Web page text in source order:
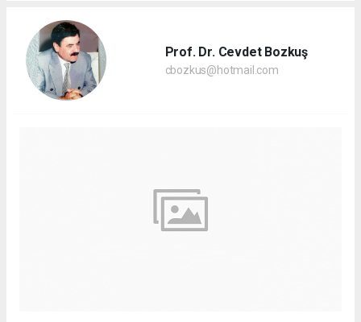
Prof. Dr. Cevdet Bozkuş
cbozkus@hotmail.com